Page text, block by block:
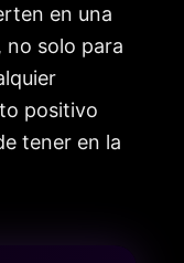
en una
no solo para
positivo
tener en la